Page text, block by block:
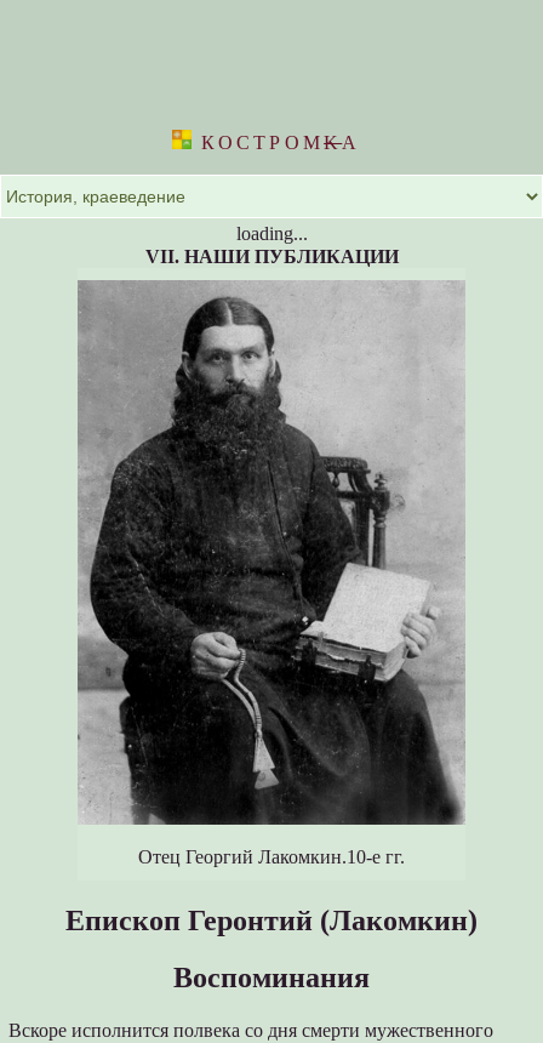
КОСТРОМKА
loading...
VII. НАШИ ПУБЛИКАЦИИ
Отец Георгий Лакомкин.10-е гг.
Епископ Геронтий (Лакомкин)
Воспоминания
Вскоре исполнится полвека со дня смерти мужественного